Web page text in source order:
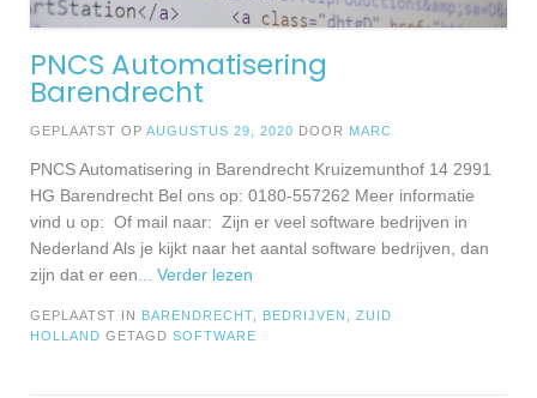
PNCS Automatisering
Barendrecht
GEPLAATST OP AUGUSTUS 29, 2020 DOOR MARC
PNCS Automatisering in Barendrecht Kruizemunthof 14 2991
HG Barendrecht Bel ons op: 0180-557262 Meer informatie
vind u op: Of mail naar: Zijn er veel software bedrijven in
Nederland Als je kijkt naar het aantal software bedrijven, dan
zijn dat er een... Verder lezen
GEPLAATST IN BARENDRECHT BEDRIJVEN
ZUID
HOLLAND GETAGD SOFTWARE